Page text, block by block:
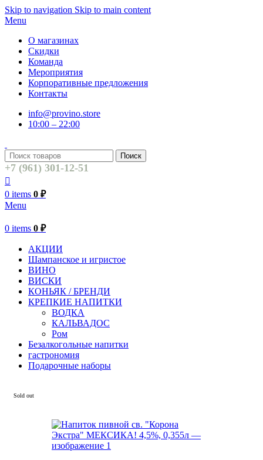
Skip to navigation Skip to main content
Menu
О магазинах
Скидки
Команда
Мероприятия
Корпоративные предложения
Контакты
info@provino.store
10:00 – 22:00
Поиск
+7 (961) 301-12-51
0 items 0 ₽
Menu
0 items 0 ₽
АКЦИИ
Шампанское и игристое
ВИНО
ВИСКИ
КОНЬЯК / БРЕНДИ
КРЕПКИЕ НАПИТКИ
ВОДКА
КАЛЬВАДОС
Ром
Безалкогольные напитки
гастрономия
Подарочные наборы
Sold out